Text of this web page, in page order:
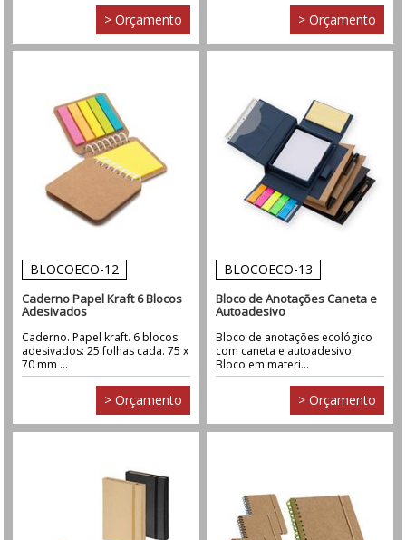
> Orçamento > Orçamento
BLOCOECO-12
Caderno Papel Kraft 6 Blocos
Adesivados
Caderno. Papel kraft. 6 blocos
adesivados: 25 folhas cada. 75 x
70 mm ...
> Orçamento
BLOCOECO-13
Bloco de Anotações Caneta e
Autoadesivo
Bloco de anotações ecológico
com caneta e autoadesivo.
Bloco em materi...
> Orçamento